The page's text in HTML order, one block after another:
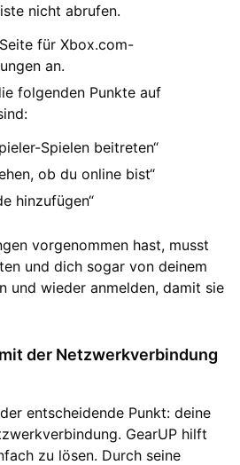
nicht abrufen.
für Xbox.com-
an.
folgenden Punkte auf
Spielen beitreten“
ob du online bist“
hinzufügen“
vorgenommen hast, musst
und dich sogar von deinem
und wieder anmelden, damit sie
der Netzwerkverbindung
entscheidende Punkt: deine
GearUP hilft
zu lösen. Durch seine